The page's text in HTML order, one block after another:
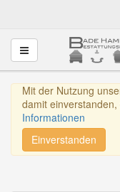
Toggle navigation
Mit der Nutzung
damit
Informationen
Einverstanden